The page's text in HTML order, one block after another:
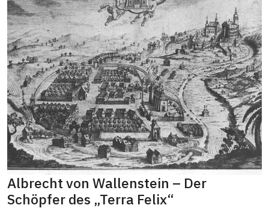
Albrecht von Wallenstein – Der
Schöpfer des „Terra Felix“